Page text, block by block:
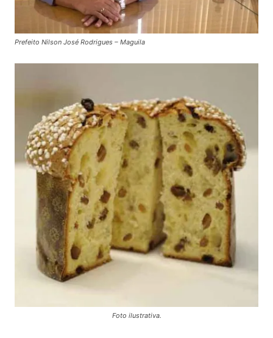
Prefeito Nilson José Rodrigues – Maguila
Foto ilustrativa.